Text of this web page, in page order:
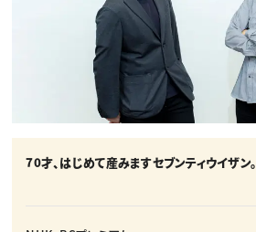
70才、はじめて産みますセブンティウイザン。